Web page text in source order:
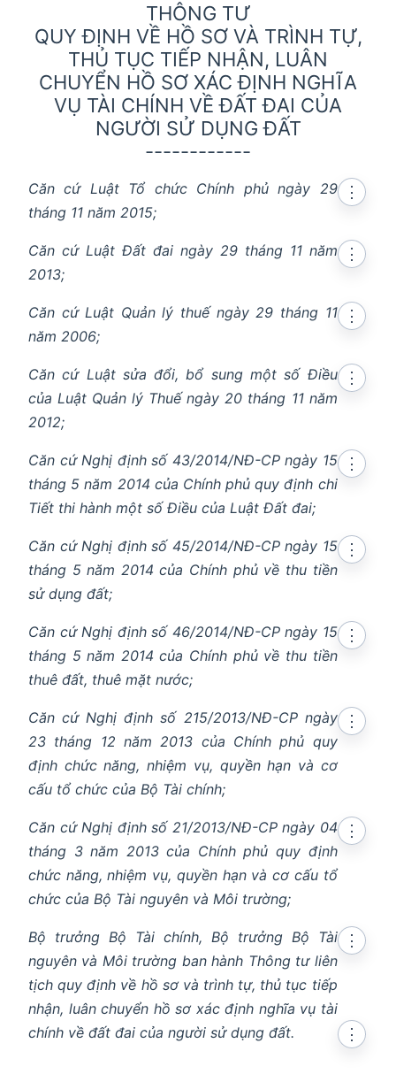
new window
in new window
THÔNG TƯ
QUY ĐỊNH VỀ HỒ SƠ VÀ TRÌNH TỰ,
THỦ TỤC TIẾP NHẬN, LUÂN
CHUYỂN HỒ SƠ XÁC ĐỊNH NGHĨA
VỤ TÀI CHÍNH VỀ ĐẤT ĐAI CỦA
NGƯỜI SỬ DỤNG ĐẤT
------------
Căn cứ Luật Tổ chức Chính phủ ngày 29
tháng 11 năm 2015;
⋮
Căn cứ Luật Đất đai ngày 29 tháng 11 năm
2013;
⋮
Căn cứ Luật Quản lý thuế ngày 29 tháng 11
năm 2006;
⋮
Căn cứ Luật sửa đổi, bổ sung một số Điều
của Luật Quản lý Thuế ngày 20 tháng 11 năm
2012;
⋮
Căn cứ Nghị định số 43/2014/NĐ-CP ngày 15
tháng 5 năm 2014 của Chính phủ quy định chi
Tiết thi hành một số Điều của Luật Đất đai;
⋮
Căn cứ Nghị định số 45/2014/NĐ-CP ngày 15
tháng 5 năm 2014 của Chính phủ về thu tiền
sử dụng đất;
⋮
Căn cứ Nghị định số 46/2014/NĐ-CP ngày 15
tháng 5 năm 2014 của Chính phủ về thu tiền
thuê đất, thuê mặt nước;
⋮
Căn cứ Nghị định số 215/2013/NĐ-CP ngày
23 tháng 12 năm 2013 của Chính phủ quy
định chức năng, nhiệm vụ, quyền hạn và cơ
cấu tổ chức của Bộ Tài chính;
⋮
Căn cứ Nghị định số 21/2013/NĐ-CP ngày 04
tháng 3 năm 2013 của Chính phủ quy định
chức năng, nhiệm vụ, quyền hạn và cơ cấu tổ
chức của Bộ Tài nguyên và Môi trường;
⋮
Bộ trưởng Bộ Tài chính, Bộ trưởng Bộ Tài
nguyên và Môi trường ban hành Thông tư liên
tịch quy định về hồ sơ và trình tự, thủ tục tiếp
nhận, luân chuyển hồ sơ xác định nghĩa vụ tài
chính về đất đai của người sử dụng đất.
⋮
⋮